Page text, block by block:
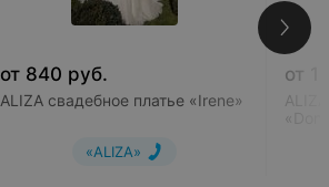
от 840 руб.
ALIZA свадебное платье «Irene»
«ALIZA»
от